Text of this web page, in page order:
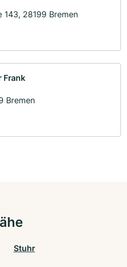
28199 Bremen
Frank
Bremen
Stuhr